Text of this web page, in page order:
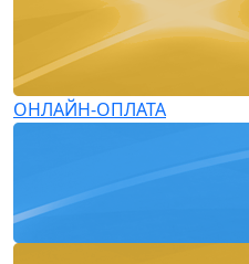
ОНЛАЙН-ОПЛАТА